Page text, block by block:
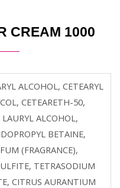
CREAM 1000
ALCOHOL, CETEARYL
CETEARETH-50,
ALCOHOL,
BETAINE,
(FRAGRANCE),
TETRASODIUM
CITRUS AURANTIUM